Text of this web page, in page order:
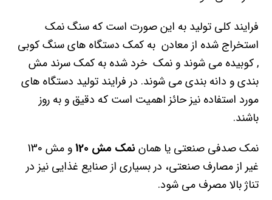
فرایند کلی تولید به این صورت است که سنگ نمک
استخراج شده از معادن به کمک دستگاه های سنگ کوبی
, کوبیده می شوند و نمک خرد شده به کمک سرند مش
بندی و دانه بندی می شوند. در فرایند تولید دستگاه های
مورد استفاده نیز حائز اهمیت است که دقیق و به روز
باشند.
نمک صدفی صنعتی یا همان نمک مش 120
و مش 130
غیر از مصارف صنعتی، در بسیاری از صنایع غذایی نیز در
تناژ بالا مصرف می شود.